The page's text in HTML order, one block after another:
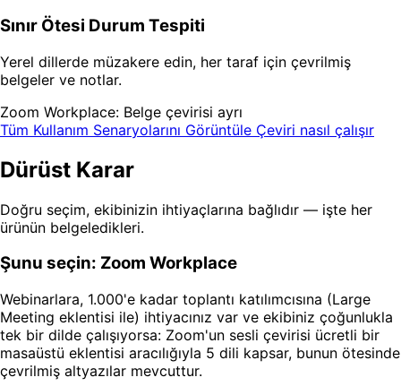
Sınır Ötesi Durum Tespiti
Yerel dillerde müzakere edin, her taraf için çevrilmiş
belgeler ve notlar.
Zoom Workplace: Belge çevirisi ayrı
Tüm Kullanım Senaryolarını Görüntüle Çeviri nasıl çalışır
Dürüst Karar
Doğru seçim, ekibinizin ihtiyaçlarına bağlıdır — işte her
ürünün belgeledikleri.
Şunu seçin: Zoom Workplace
Webinarlara, 1.000'e kadar toplantı katılımcısına (Large
Meeting eklentisi ile) ihtiyacınız var ve ekibiniz çoğunlukla
tek bir dilde çalışıyorsa: Zoom'un sesli çevirisi ücretli bir
masaüstü eklentisi aracılığıyla 5 dili kapsar, bunun ötesinde
çevrilmiş altyazılar mevcuttur.